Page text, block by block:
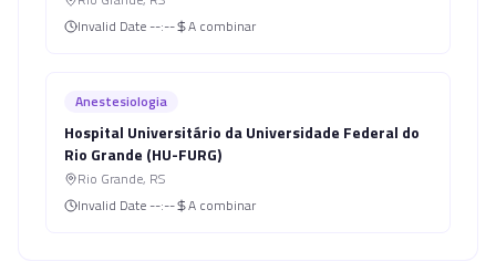
Invalid Date --:-- A combinar
Anestesiologia
Hospital Universitário da Universidade Federal do
Rio Grande (HU-FURG)
Rio Grande, RS
Invalid Date --:-- A combinar